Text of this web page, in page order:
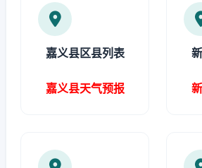
嘉义县区县列表
嘉义县天气预报